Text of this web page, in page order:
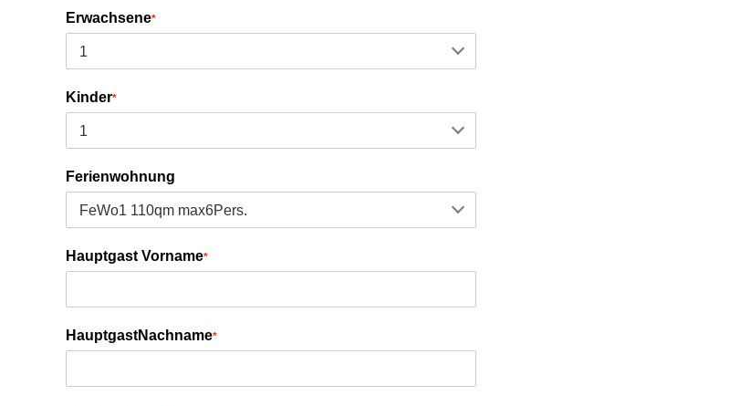
Erwachsene*
Kinder*
Ferienwohnung
Hauptgast Vorname*
HauptgastNachname*